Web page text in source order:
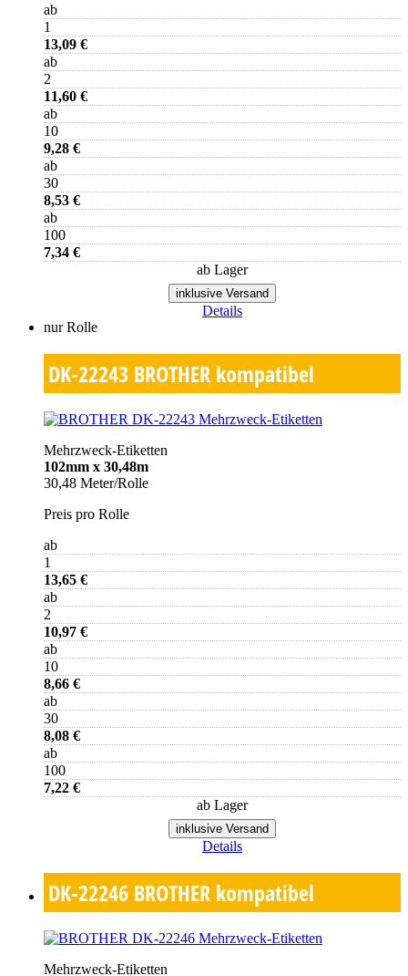
ab
1
13,09 €
ab
2
11,60 €
ab
10
9,28 €
ab
30
8,53 €
ab
100
7,34 €
ab Lager
inklusive Versand
Details
nur Rolle
DK-22243 BROTHER kompatibel
Mehrzweck-Etiketten
102mm x 30,48m
30,48 Meter/Rolle
Preis pro Rolle
ab
1
13,65 €
ab
2
10,97 €
ab
10
8,66 €
ab
30
8,08 €
ab
100
7,22 €
ab Lager
inklusive Versand
Details
DK-22246 BROTHER kompatibel
Mehrzweck-Etiketten